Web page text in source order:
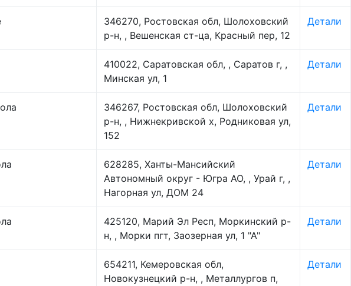
346270, Ростовская обл, Шолоховский
р-н, , Вешенская ст-ца, Красный пер, 12
Детали
410022, Саратовская обл, , Саратов г, ,
Минская ул, 1
Детали
346267, Ростовская обл, Шолоховский
р-н, , Нижнекривской х, Родниковая ул,
152
Детали
628285, Ханты-Мансийский
Автономный округ - Югра АО, , Урай г, ,
Нагорная ул, ДОМ 24
Детали
425120, Марий Эл Респ, Моркинский р-
н, , Морки пгт, Заозерная ул, 1 "А"
Детали
654211, Кемеровская обл,
Новокузнецкий р-н, , Металлургов п,
Детали